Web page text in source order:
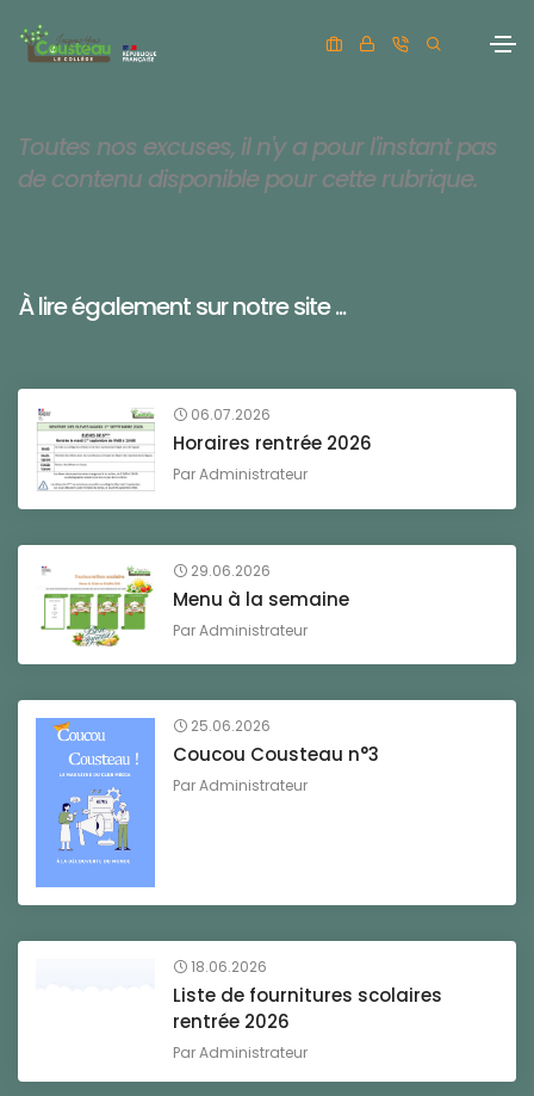
Toutes nos excuses, il n'y a pour l'instant pas
de contenu disponible pour cette rubrique.
À lire également sur notre site ...
06.07.2026
Horaires rentrée 2026
ParAdministrateur
29.06.2026
Menu à la semaine
ParAdministrateur
25.06.2026
Coucou Cousteau n°3
ParAdministrateur
18.06.2026
Liste de fournitures scolaires
rentrée 2026
ParAdministrateur